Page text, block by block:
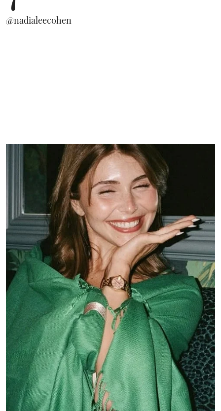
@nadialeecohen